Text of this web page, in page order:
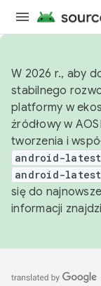
W 2026 r., aby
stabilnego
platformy w
źródłowy w
tworzenia i
android-
android-
się do
informacji